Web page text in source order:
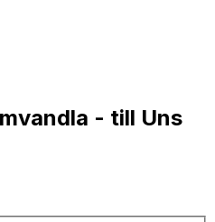
- till Uns